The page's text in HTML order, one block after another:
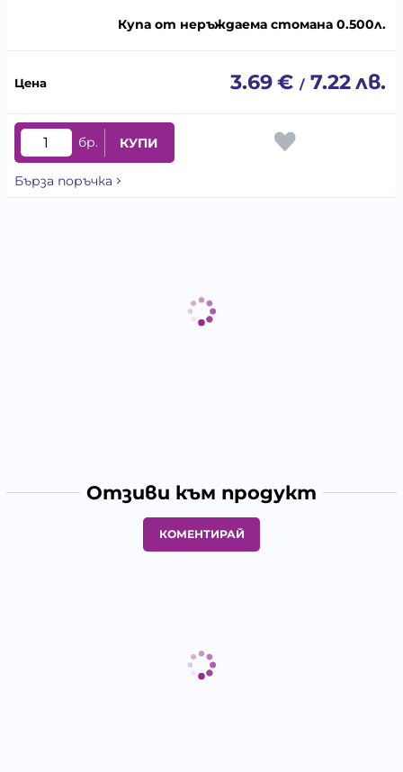
Купа от неръждаема стомана 0.500л.
3.69€ / 7.22лв.
бр. КУПИ
Бърза поръчка
Отзиви към продукт
КОМЕНТИРАЙ